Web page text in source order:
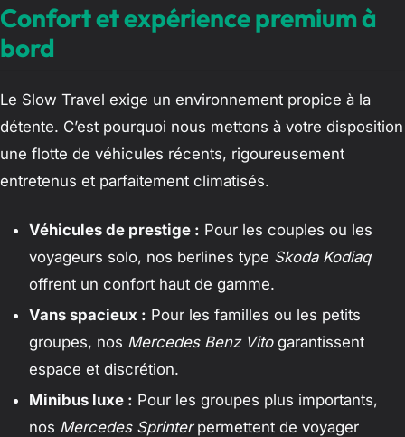
Confort et expérience premium à
bord
Le Slow Travel exige un environnement propice à la
détente. C’est pourquoi nous mettons à votre disposition
une flotte de véhicules récents, rigoureusement
entretenus et parfaitement climatisés.
Véhicules de prestige : Pour les couples ou les
voyageurs solo, nos berlines type Skoda Kodiaq
offrent un confort haut de gamme.
Vans spacieux : Pour les familles ou les petits
groupes, nos Mercedes Benz Vitogarantissent
espace et discrétion.
Minibus luxe : Pour les groupes plus importants,
nos Mercedes Sprinterpermettent de voyager